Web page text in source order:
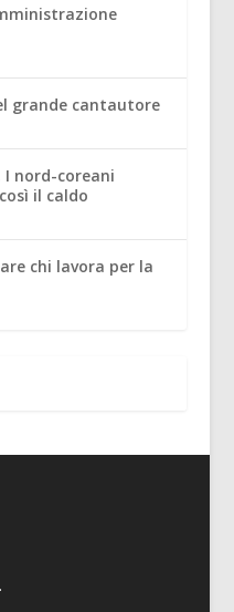
grande cantautore
nord-coreani
il caldo
chi lavora per la